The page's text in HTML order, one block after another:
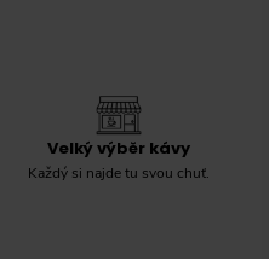
Velký výběr kávy
Každý si najde tu svou chuť.